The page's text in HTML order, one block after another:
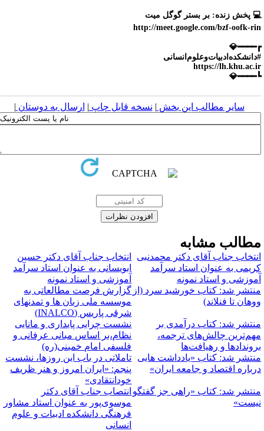
پخش زنده: بر بستر گوگل میت
http://meet.google.com/bzf-oofk-
https://
سایر مطالب این بخش | نسخه قابل چاپ| ارسال به دوستان|
مشابه
جناب آقای دکتر محمدنبی
به عنوان استاد سرآمد
و استاد نمونه
انتخاب جناب آقای دکتر حسین
ابویسانی به عنوان استاد سرآمد
آموزشی و استاد نمونه
شد: کتاب خورشید سرد (از
تا فنلاند)
گزارش فرصت مطالعاتی به
موسسه ملی زبان ها و تمدنهای
شرقی پاریس (INALCO)
شد: کتاب درآمدی بر
چالش‌های ترجمه،
و رهیافت‌ها
نشست چرایی پایداری و مانایی
نظام،بر اساس مبانی عرفانی و
فلسفی امام خمینی(ره)
شد: کتاب «یادداشت هایی
اقتصاد و جامعه ایران»
تاملاتی در باب این روزها، نشست
پنجم: «ایران امروز و هنر ظریف
خودانتقادی»
شد: کتاب «راهی جز گفتگوانتصاب جناب آقای دکتر
موسوی‌پور به عنوان استاد مشاور
فرهنگی دانشکده ادبیات و علوم
انسانی